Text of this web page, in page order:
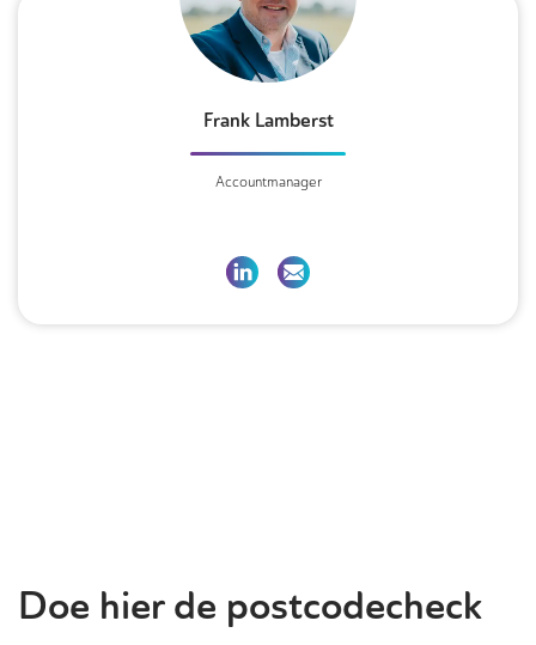
Frank Lamberst
Accountmanager
Doe hier de postcodecheck